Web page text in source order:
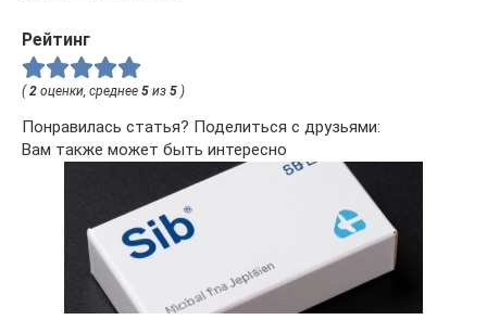
Рейтинг
(2 оценки, среднее 5 из 5 )
Понравилась статья? Поделиться с друзьями:
Вам также может быть интересно